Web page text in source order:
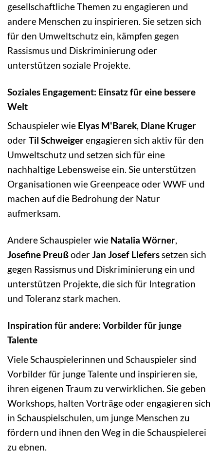
gesellschaftliche Themen zu engagieren und
andere Menschen zu inspirieren. Sie setzen sich
für den Umweltschutz ein, kämpfen gegen
Rassismus und Diskriminierung oder
unterstützen soziale Projekte.
Soziales Engagement: Einsatz für eine bessere
Welt
Schauspieler wie Elyas M'Barek, Diane Kruger
oderTil Schweigerengagieren sich aktiv für den
Umweltschutz und setzen sich für eine
nachhaltige Lebensweise ein. Sie unterstützen
Organisationen wie Greenpeace oder WWF und
machen auf die Bedrohung der Natur
aufmerksam.
Andere Schauspieler wie Natalia Wörner,
Josefine PreußoderJan Josef Lieferssetzen sich
gegen Rassismus und Diskriminierung ein und
unterstützen Projekte, die sich für Integration
und Toleranz stark machen.
Inspiration für andere: Vorbilder für junge
Talente
Viele Schauspielerinnen und Schauspieler sind
Vorbilder für junge Talente und inspirieren sie,
ihren eigenen Traum zu verwirklichen. Sie geben
Workshops, halten Vorträge oder engagieren sich
in Schauspielschulen, um junge Menschen zu
fördern und ihnen den Weg in die Schauspielerei
zu ebnen.